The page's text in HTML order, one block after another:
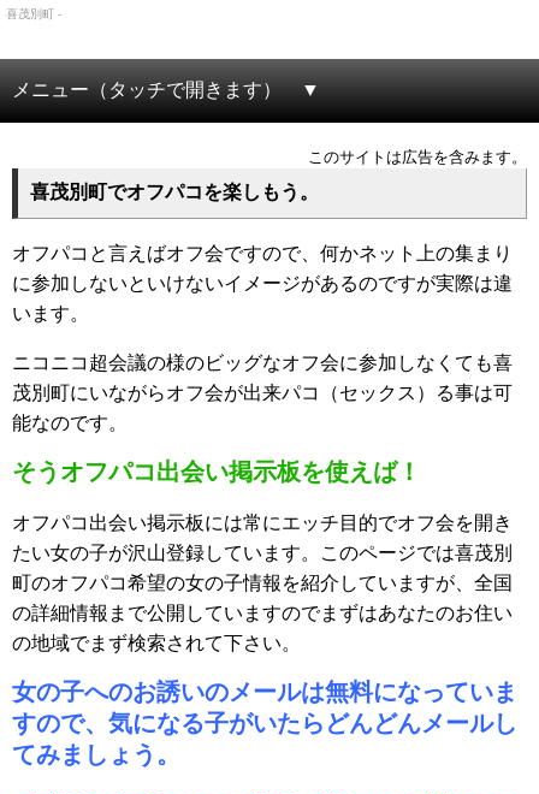
喜茂別町 -
メニュー（タッチで開きます）
このサイトは広告を含みます。
喜茂別町でオフパコを楽しもう。
オフパコと言えばオフ会ですので、何かネット上の集まり
に参加しないといけないイメージがあるのですが実際は違
います。
ニコニコ超会議の様のビッグなオフ会に参加しなくても喜
茂別町にいながらオフ会が出来パコ（セックス）る事は可
能なのです。
そうオフパコ出会い掲示板を使えば！
オフパコ出会い掲示板には常にエッチ目的でオフ会を開き
たい女の子が沢山登録しています。このページでは喜茂別
町のオフパコ希望の女の子情報を紹介していますが、全国
の詳細情報まで公開していますのでまずはあなたのお住い
の地域でまず検索されて下さい。
女の子へのお誘いのメールは無料になっていま
すので、気になる子がいたらどんどんメールし
てみましょう。